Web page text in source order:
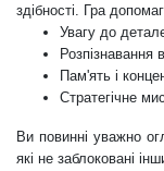
здібності. Гра
Увагу до
Розпізнавання
Пам'ять і
Стратегічне
Ви повинні уважно
які не заблоковані